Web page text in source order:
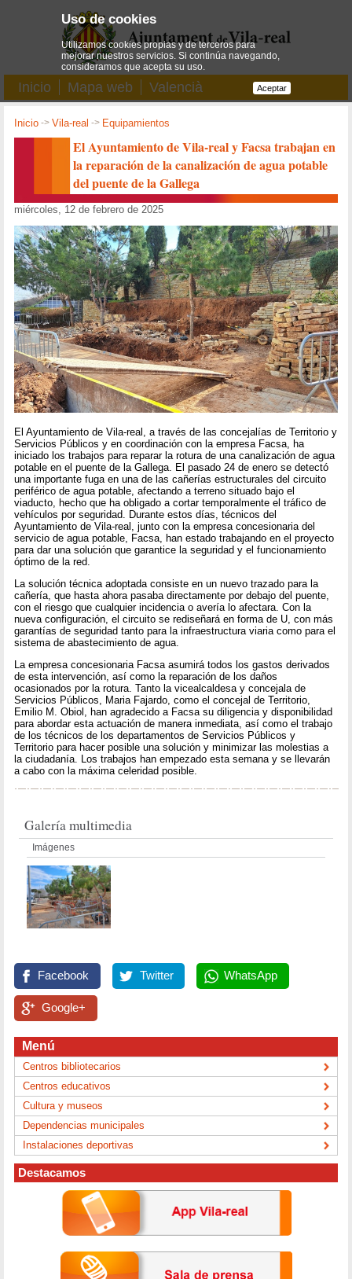
Inicio Mapa web Valencià
Inicio ->Vila-real -> Equipamientos
El Ayuntamiento de Vila-real y Facsa trabajan en
la reparación de la canalización de agua potable
del puente de la Gallega
miércoles, 12 de febrero de 2025
El Ayuntamiento de Vila-real, a través de las concejalías de Territorio y
Servicios Públicos y en coordinación con la empresa Facsa, ha
iniciado los trabajos para reparar la rotura de una canalización de agua
potable en el puente de la Gallega. El pasado 24 de enero se detectó
una importante fuga en una de las cañerías estructurales del circuito
periférico de agua potable, afectando a terreno situado bajo el
viaducto, hecho que ha obligado a cortar temporalmente el tráfico de
vehículos por seguridad. Durante estos días, técnicos del
Ayuntamiento de Vila-real, junto con la empresa concesionaria del
servicio de agua potable, Facsa, han estado trabajando en el proyecto
para dar una solución que garantice la seguridad y el funcionamiento
óptimo de la red.
La solución técnica adoptada consiste en un nuevo trazado para la
cañería, que hasta ahora pasaba directamente por debajo del puente,
con el riesgo que cualquier incidencia o avería lo afectara. Con la
nueva configuración, el circuito se rediseñará en forma de U, con más
garantías de seguridad tanto para la infraestructura viaria como para el
sistema de abastecimiento de agua.
La empresa concesionaria Facsa asumirá todos los gastos derivados
de esta intervención, así como la reparación de los daños
ocasionados por la rotura. Tanto la vicealcaldesa y concejala de
Servicios Públicos, Maria Fajardo, como el concejal de Territorio,
Emilio M. Obiol, han agradecido a Facsa su diligencia y disponibilidad
para abordar esta actuación de manera inmediata, así como el trabajo
de los técnicos de los departamentos de Servicios Públicos y
Territorio para hacer posible una solución y minimizar las molestias a
la ciudadanía. Los trabajos han empezado esta semana y se llevarán
a cabo con la máxima celeridad posible.
Galería multimedia
Imágenes
Facebook Twitter WhatsApp
Google+
Menú
Centros bibliotecarios
Centros educativos
Cultura y museos
Dependencias municipales
Instalaciones deportivas
Destacamos
Uso de cookies
Utilizamos cookies propias y de terceros para
mejorar nuestros servicios. Si continúa navegando,
consideramos que acepta su uso.
Aceptar